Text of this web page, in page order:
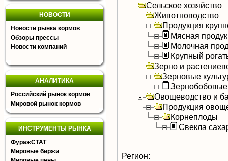
НОВОСТИ
Новости рынка кормов
Обзоры прессы
Новости компаний
АНАЛИТИКА
Российский рынок кормов
Мировой рынок кормов
ИНСТРУМЕНТЫ РЫНКА
ФуражСТАТ
Мировые биржи
Сельское хозяйство
Животноводство
Продукция
Мясная
Молочная
Крупный
Зерно и
Зерновые
Зернобобовые
Овощеводство и
Продукция
Корнеплоды
Свекла
Регион: